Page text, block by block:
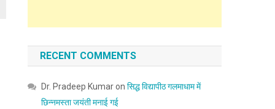
RECENT COMMENTS
Dr. Pradeep Kumaronसिद्ध विद्यापीठ गलमाधाम में
छिन्नमस्ता जयंती मनाई गई